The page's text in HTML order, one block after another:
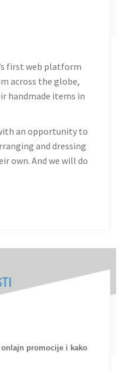
first web platform
across the globe,
handmade items in
an opportunity to
and dressing
own. And we will do
onlajn promocije i kako